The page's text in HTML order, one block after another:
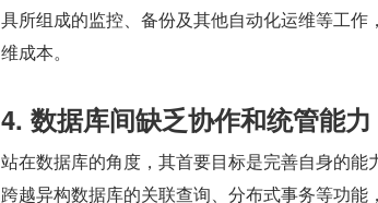
具所组成的监控、备份及其他自动化运维等工
维成本。
4. 数据库间缺乏协作和统管能力
站在数据库的角度，其首要目标是完善自身的能
跨越异构数据库的关联查询、分布式事务等功能